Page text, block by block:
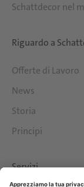
Schattdecor nel
Riguardo a
Offerte di Lavoro
News
Storia
Principi
Servizi